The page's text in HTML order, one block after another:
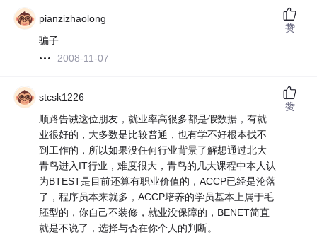
pianzizhaolong
骗子
2008-11-07
赞
stcsk1226
顺路告诫这位朋友，就业率高很多都是假数据，有就
业很好的，大多数是比较普通，也有学不好根本找不
到工作的，所以如果没任何行业背景了解想通过北大
青鸟进入IT行业，难度很大，青鸟的几大课程中本人认
为BTEST是目前还算有职业价值的，ACCP已经是沦落
了，程序员本来就多，ACCP培养的学员基本上属于毛
胚型的，你自己不装修，就业没保障的，BENET简直
就是不说了，选择与否在你个人的判断。
赞